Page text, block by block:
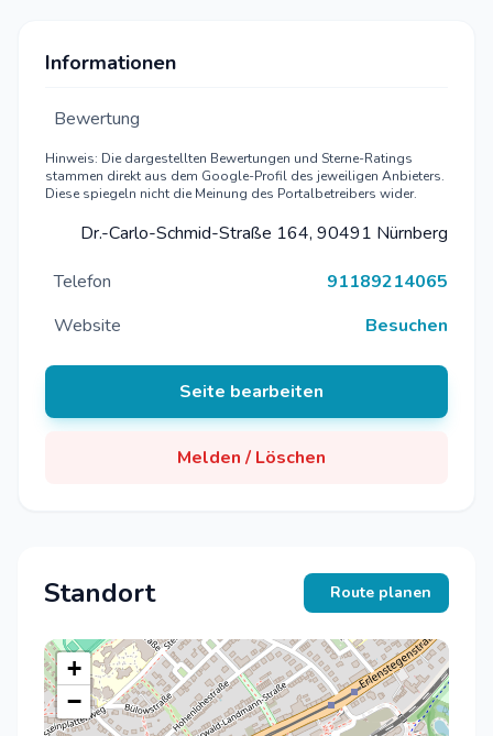
Informationen
Bewertung
Hinweis: Die dargestellten Bewertungen und Sterne-Ratings
stammen direkt aus dem Google-Profil des jeweiligen Anbieters.
Diese spiegeln nicht die Meinung des Portalbetreibers wider.
Dr.-Carlo-Schmid-Straße 164, 90491 Nürnberg
Telefon
91189214065
Website
Besuchen
Seite bearbeiten
Melden / Löschen
Standort Route planen
+
−